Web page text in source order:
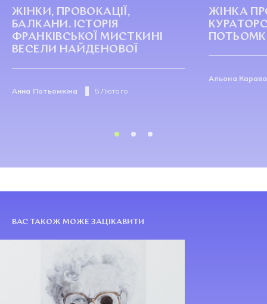
ЖІНКИ, ПРОВОКАЦІЇ,
БАЛКАНИ. ІСТОРІЯ
ФРАНКІВСЬКОЇ МИСТКИНІ
ВЕСЕЛИ НАЙДЕНОВОЇ
Анна Потьомкіна 5 Лютого
ЖІНКА
Альона
ВАС ТАКОЖ МОЖЕ ЗАЦІКАВИТИ